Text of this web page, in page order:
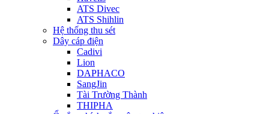
ATS Divec
ATS Shihlin
Hệ thống thu sét
Dây cáp điện
Cadivi
Lion
DAPHACO
SangJin
Tài Trường Thành
THIPHA